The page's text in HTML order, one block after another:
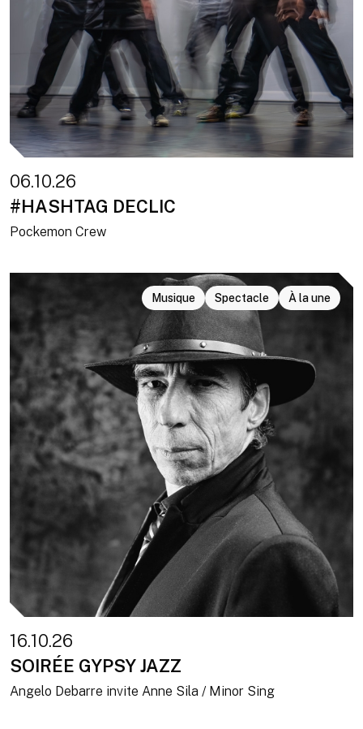
06.10.26
#HASHTAG DECLIC
Pockemon Crew
Musique Spectacle À la une
16.10.26
SOIRÉE GYPSY JAZZ
Angelo Debarre invite Anne Sila / Minor Sing